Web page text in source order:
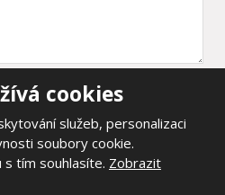
( *) jsou povinné.
osobních údajů
cookies
služeb, personalizaci
soubory cookie.
tím souhlasíte. Zobrazit